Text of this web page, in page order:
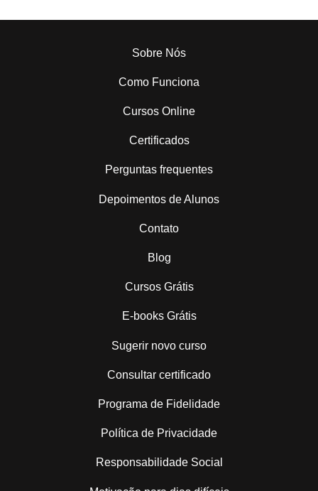
Sobre Nós
Como Funciona
Cursos Online
Certificados
Perguntas frequentes
Depoimentos de Alunos
Contato
Blog
Cursos Grátis
E-books Grátis
Sugerir novo curso
Consultar certificado
Programa de Fidelidade
Política de Privacidade
Responsabilidade Social